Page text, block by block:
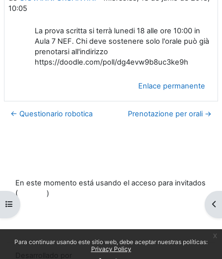
Para continuar usando este sitio web, debe aceptar nuestras políticas:
Privacy Policy
x
Abrir índice del curso
10:05
La prova scritta si terrà lunedi 18 alle ore 10:00 in
Aula 7 NEF. Chi deve sostenere solo l'orale può già
prenotarsi all'indirizzo
https://doodle.com/poll/dg4evw9b8uc3ke9h
Enlace permanente
← Questionario robotica Prenotazione per orali →
En este momento está usando el acceso para invitados
(
)
Descargar la app para dispositivos móviles
Cambiar al tema estándar